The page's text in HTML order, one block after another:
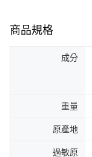
商品規格
成分
重量
原產地
過敏原